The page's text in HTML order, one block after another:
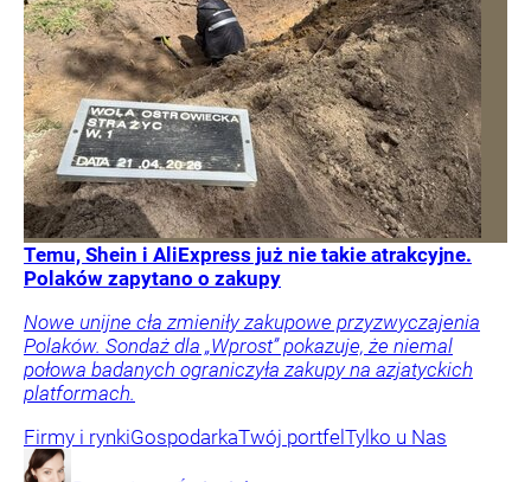
Temu, Shein i AliExpress już nie takie atrakcyjne.
Polaków zapytano o zakupy
Nowe unijne cła zmieniły zakupowe przyzwyczajenia
Polaków. Sondaż dla „Wprost” pokazuje, że niemal
połowa badanych ograniczyła zakupy na azjatyckich
platformach.
Firmy i rynkiGospodarkaTwój portfelTylko u Nas